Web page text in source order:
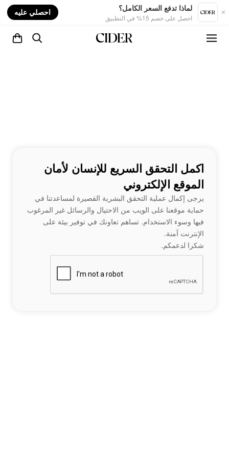
لماذا تدفع السعر الكامل؟
احصل على خصم 15% في التطبيق
احصلي عليه
اكمل التحقق السريع للإنسان لأمان
الموقع الإلكتروني
يرجى إكمال عملية التحقق البشرية القصيرة لمساعدتنا في
حماية موقعنا على الويب من الاحتيال والرسائل غير المرغوب
فيها وسوء الاستخدام. تساهم تعاونك في توفير بيئة على
الإنترنت آمنة.
شكرا لدعمكم.